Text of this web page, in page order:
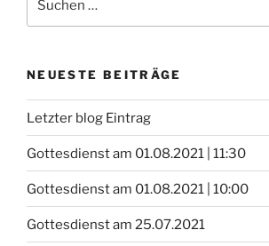
nach:
NEUESTE BEITRÄGE
Letzter blog Eintrag
Gottesdienst am 01.08.2021 | 11:30
Gottesdienst am 01.08.2021 | 10:00
Gottesdienst am 25.07.2021